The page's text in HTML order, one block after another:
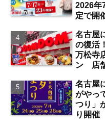
2026年
定で開
名古屋
の復活
万松寺
ン 店
津／独
名古屋
がやっ
つり」
り開催